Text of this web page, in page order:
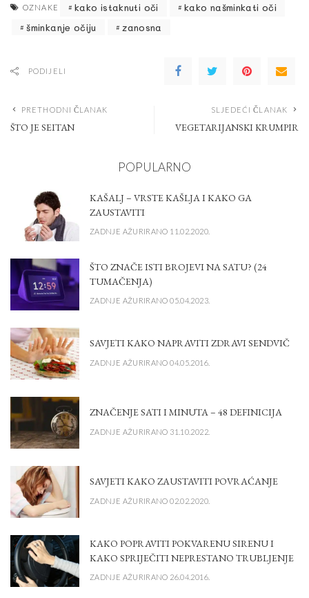
OZNAKE kako istaknuti oči
kako našminkati oči
šminkanje očiju
zanosna
PODIJELI
PRETHODNI ČLANAK
ŠTO JE SEITAN
SLJEDEĆI ČLANAK
VEGETARIJANSKI KRUMPIR
POPULARNO
KAŠALJ – VRSTE KAŠLJA I KAKO GA
ZAUSTAVITI
ZADNJE AŽURIRANO 11.02.2020.
ŠTO ZNAČE ISTI BROJEVI NA SATU? (24
TUMAČENJA)
ZADNJE AŽURIRANO 05.04.2023.
SAVJETI KAKO NAPRAVITI ZDRAVI SENDVIČ
ZADNJE AŽURIRANO 04.05.2016.
ZNAČENJE SATI I MINUTA – 48 DEFINICIJA
ZADNJE AŽURIRANO 31.10.2022.
SAVJETI KAKO ZAUSTAVITI POVRAĆANJE
ZADNJE AŽURIRANO 02.02.2020.
KAKO POPRAVITI POKVARENU SIRENU I
KAKO SPRIJEČITI NEPRESTANO TRUBLJENJE
ZADNJE AŽURIRANO 26.04.2016.